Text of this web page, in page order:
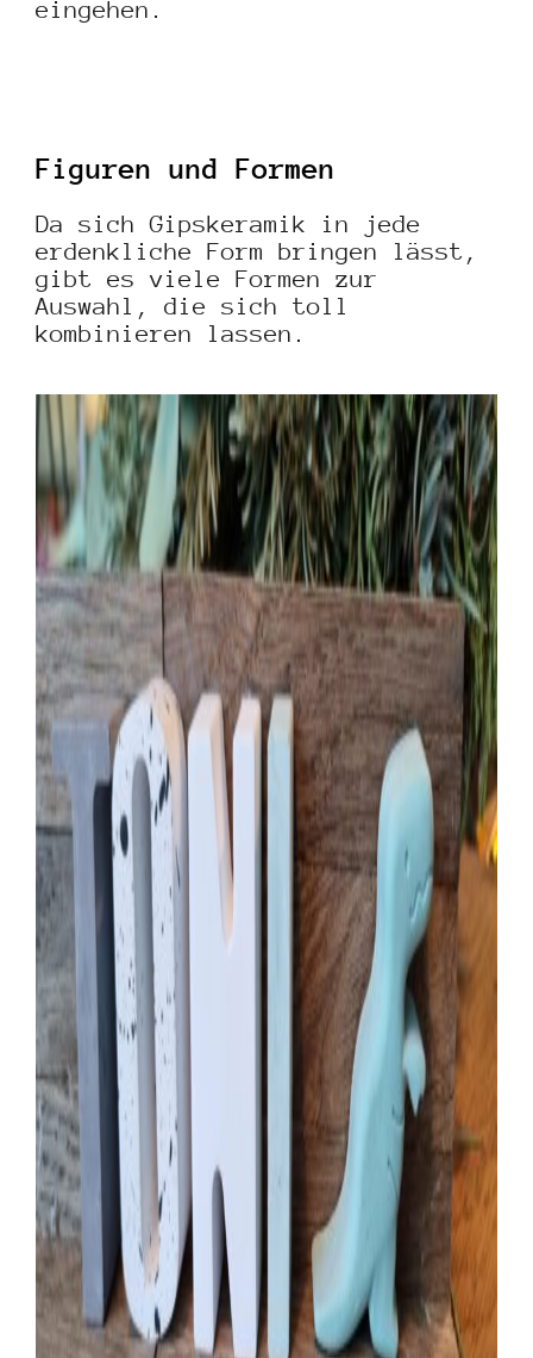
eingehen.
Figuren und Formen
Da sich Gipskeramik in jede
erdenkliche Form bringen lässt,
gibt es viele Formen zur
Auswahl, die sich toll
kombinieren lassen.